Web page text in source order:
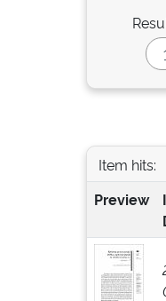
Item hits:
Preview